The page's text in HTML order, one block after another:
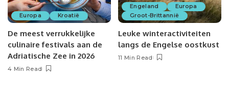
Europa Kroatië
De meest verrukkelijke
culinaire festivals aan de
Adriatische Zee in 2026
4 Min Read
Engeland
Europa
Groot-Brittannië
Leuke winteractiviteiten
langs de Engelse oostkust
11 Min Read